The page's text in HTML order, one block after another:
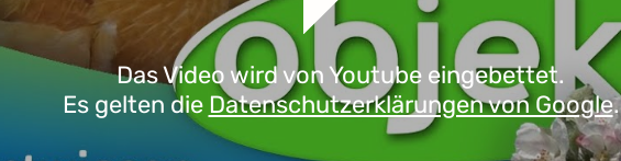
Das Video wird von Youtube eingebettet.
Es gelten die Datenschutzerklärungen von Google.